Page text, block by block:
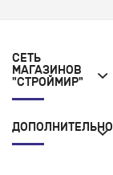
СЕТЬ
МАГАЗИНОВ
"СТРОЙМИР"
ДОПОЛНИТЕЛЬНО